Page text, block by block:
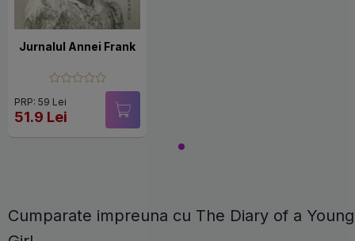
Jurnalul Annei Frank
PRP: 59 Lei
51.9 Lei
Cumparate impreuna cu The Diary of a Young